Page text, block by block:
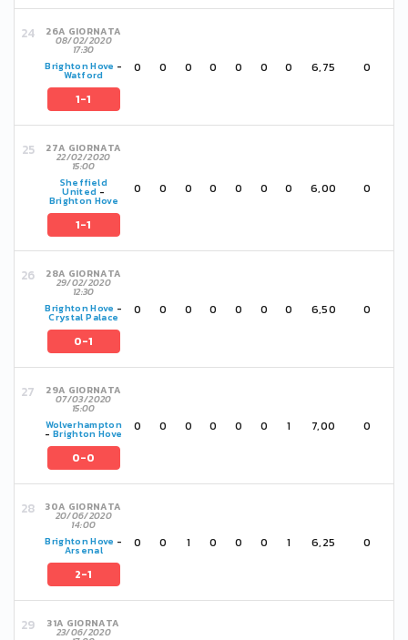
26A GIORNATA
08/02/2020
17:30
Brighton Hove -
Watford
1-1
0 0 0 0 0 0 0 6,75 0
27A GIORNATA
22/02/2020
15:00
Sheffield
United -
Brighton Hove
1-1
0 0 0 0 0 0 0 6,00 0
28A GIORNATA
29/02/2020
12:30
Brighton Hove -
Crystal Palace
0-1
0 0 0 0 0 0 0 6,50 0
29A GIORNATA
07/03/2020
15:00
Wolverhampton
- Brighton Hove
0-0
0 0 0 0 0 0 1 7,00 0
30A GIORNATA
20/06/2020
14:00
Brighton Hove -
Arsenal
2-1
0 0 1 0 0 0 1 6,25 0
31A GIORNATA
23/06/2020